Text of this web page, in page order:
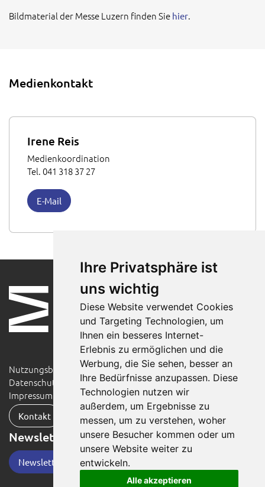
Ihre Privatsphäre ist
uns wichtig
Diese Website verwendet Cookies
und Targeting Technologien, um
Ihnen ein besseres Internet-
Erlebnis zu ermöglichen und die
Werbung, die Sie sehen, besser an
Ihre Bedürfnisse anzupassen. Diese
Technologien nutzen wir
außerdem, um Ergebnisse zu
messen, um zu verstehen, woher
unsere Besucher kommen oder um
unsere Website weiter zu
entwickeln.
Alle akzeptieren
Bildmaterial der Messe Luzern finden Sie hier.
Medienkontakt
Irene Reis
Medienkoordination
Tel. 041 318 37 27
E-Mail
Nutzungsbedingungen
Datenschutzerklärung
Impressum
Kontakt
Newsletter
Newsletter-Anmeldung